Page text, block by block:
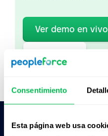
Consentimiento
Esta página web usa
Ver demo en vivo